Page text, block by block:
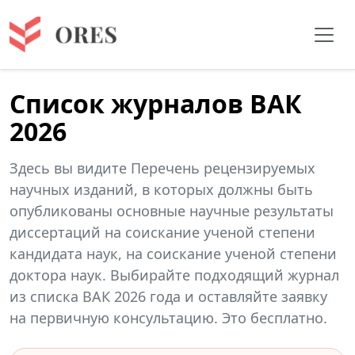
Список журналов ВАК
2026
Здесь вы видите Перечень рецензируемых
научных изданий, в которых должны быть
опубликованы основные научные результаты
диссертаций на соискание ученой степени
кандидата наук, на соискание ученой степени
доктора наук. Выбирайте подходящий журнал
из списка ВАК 2026 года и оставляйте заявку
на первичную консультацию. Это бесплатно.